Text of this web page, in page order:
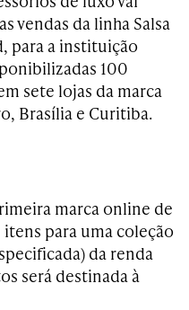
vendas da linha Salsa
para a instituição
100
sete lojas da marca
Brasília e Curitiba.
marca online de
para uma coleção
da renda
será destinada à